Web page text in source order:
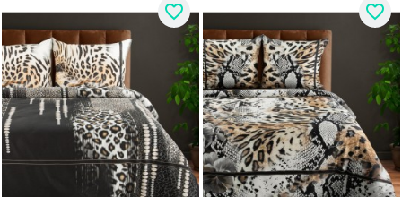
favorite_border favorite_border